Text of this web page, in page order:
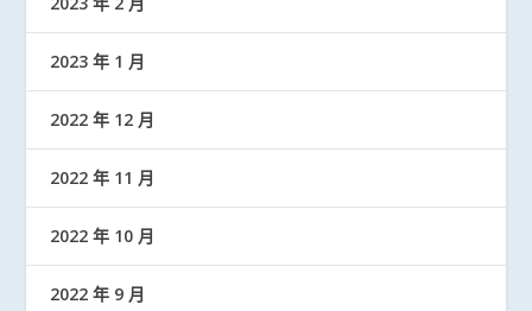
2023 年 1 月
2022 年 12 月
2022 年 11 月
2022 年 10 月
2022 年 9 月